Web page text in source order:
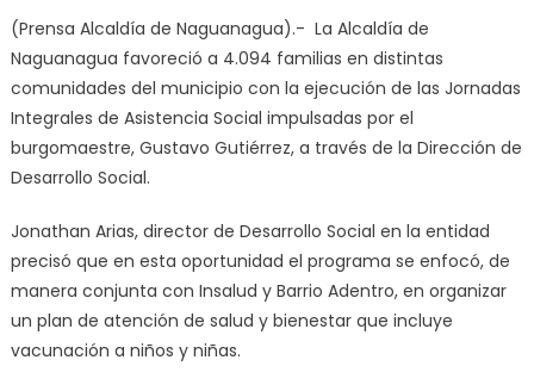
(Prensa Alcaldía de Naguanagua).- La Alcaldía de
Naguanagua favoreció a 4.094 familias en distintas
comunidades del municipio con la ejecución de las Jornadas
Integrales de Asistencia Social impulsadas por el
burgomaestre, Gustavo Gutiérrez, a través de la Dirección de
Desarrollo Social.
Jonathan Arias, director de Desarrollo Social en la entidad
precisó que en esta oportunidad el programa se enfocó, de
manera conjunta con Insalud y Barrio Adentro, en organizar
un plan de atención de salud y bienestar que incluye
vacunación a niños y niñas.